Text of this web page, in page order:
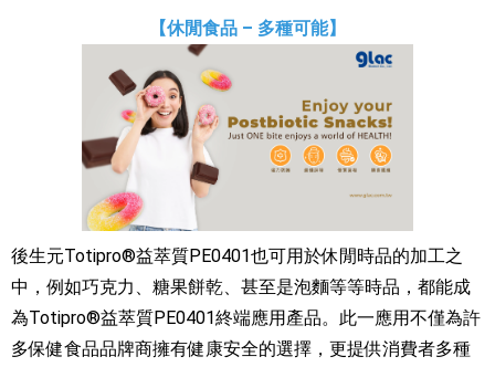
【休閒食品 – 多種可能】
後生元Totipro®益萃質PE0401也可用於休閒時品的加工之
中，例如巧克力、糖果餅乾、甚至是泡麵等等時品，都能成
為Totipro®益萃質PE0401終端應用產品。此一應用不僅為許
多保健食品品牌商擁有健康安全的選擇，更提供消費者多種